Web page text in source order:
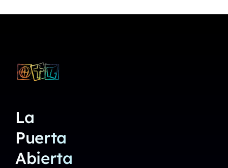
La
Puerta
Abierta